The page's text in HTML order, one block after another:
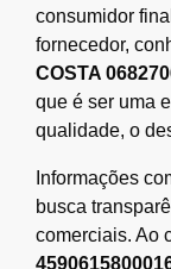
consumidor
fornecedor,
COSTA
que é ser uma
qualidade, o
Informações
busca
comerciais. Ao